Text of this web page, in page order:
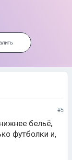
#5
бельё,
футболки и,